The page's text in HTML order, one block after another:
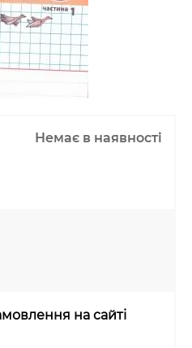
Немає в наявності
на сайті